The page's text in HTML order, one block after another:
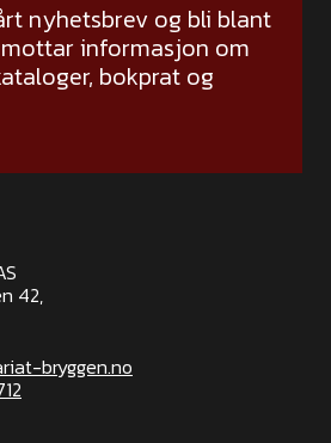
nyhetsbrev og bli blant
informasjon om
bokprat og
42,
bryggen.no